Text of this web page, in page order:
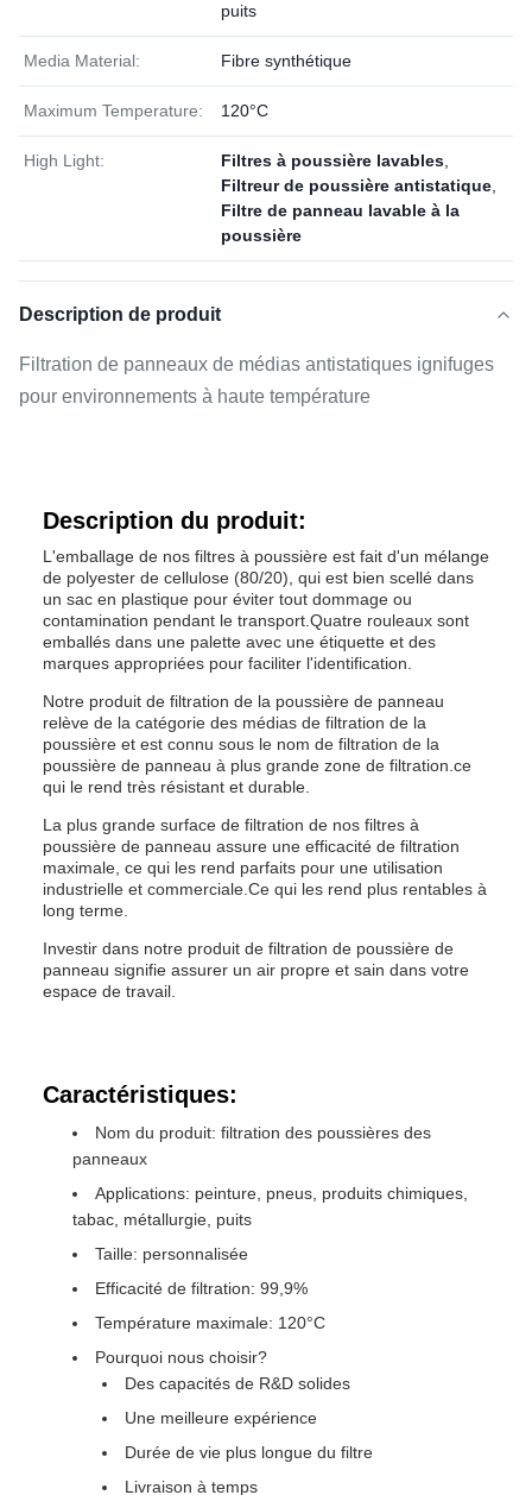
puits
Media Material: Fibre synthétique
Maximum Temperature: 120°C
High Light: Filtres à poussière lavables
Filtreur de poussière antistatique
Filtre de panneau lavable à la
poussière
Description de produit
Filtration de panneaux de médias antistatiques ignifuges
pour environnements à haute température
Description du produit:
L'emballage de nos filtres à poussière est fait d'un mélange
de polyester de cellulose (80/20), qui est bien scellé dans
un sac en plastique pour éviter tout dommage ou
contamination pendant le transport.Quatre rouleaux sont
emballés dans une palette avec une étiquette et des
marques appropriées pour faciliter l'identification.
Notre produit de filtration de la poussière de panneau
relève de la catégorie des médias de filtration de la
poussière et est connu sous le nom de filtration de la
poussière de panneau à plus grande zone de filtration.ce
qui le rend très résistant et durable.
La plus grande surface de filtration de nos filtres à
poussière de panneau assure une efficacité de filtration
maximale, ce qui les rend parfaits pour une utilisation
industrielle et commerciale.Ce qui les rend plus rentables à
long terme.
Investir dans notre produit de filtration de poussière de
panneau signifie assurer un air propre et sain dans votre
espace de travail.
Caractéristiques:
Nom du produit: filtration des poussières des
panneaux
Applications: peinture, pneus, produits chimiques,
tabac, métallurgie, puits
Taille: personnalisée
Efficacité de filtration: 99,9%
Température maximale: 120°C
Pourquoi nous choisir?
Des capacités de R&D solides
Une meilleure expérience
Durée de vie plus longue du filtre
Livraison à temps